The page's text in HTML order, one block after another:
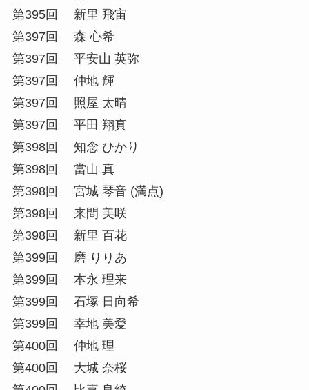
第395回 新里 飛宙
第397回 森 心希
第397回 平安山 英弥
第397回 仲地 輝
第397回 照屋 太晴
第397回 平田 翔真
第398回 知念 ひかり
第398回 當山 真
第398回 宮城 琴音 (満点)
第398回 来間 美咲
第398回 新里 百花
第399回 磨 りりあ
第399回 本永 理来
第399回 石塚 日向希
第399回 幸地 美愛
第400回 仲地 理
第400回 大城 奈桜